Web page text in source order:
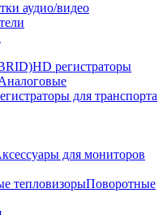
аудио/видео
HD регистраторы
для транспорта
для мониторов
тепловизорыПоворотные